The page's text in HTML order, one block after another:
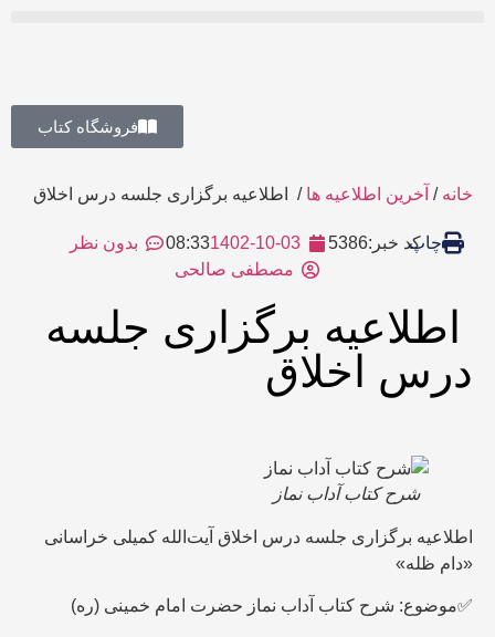
فروشگاه کتاب
خانه / آخرین اطلاعیه ها / اطلاعیه برگزاری جلسه درس اخلاق
کد خبر:5386 1402-10-03
08:33
بدون نظر
مصطفی صالحی
چاپ
اطلاعیه برگزاری جلسه
درس اخلاق
شرح کتاب آداب نماز
اطلاعیه برگزاری جلسه درس اخلاق آیت‌الله کمیلی خراسانی
«دام ظله»
✅موضوع: شرح کتاب آداب نماز حضرت امام خمینی (ره)